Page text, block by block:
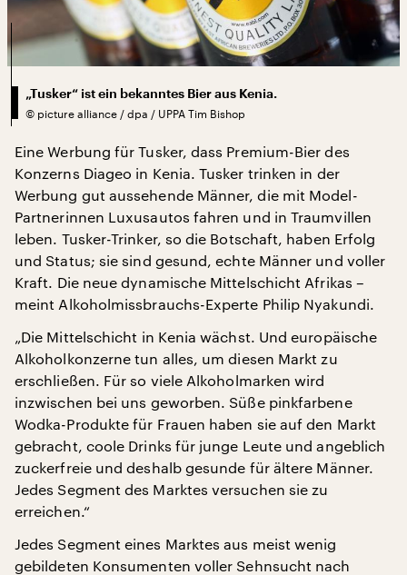
„Tusker“ ist ein bekanntes Bier aus Kenia.
© picture alliance / dpa / UPPA Tim Bishop
Eine Werbung für Tusker, dass Premium-Bier des
Konzerns Diageo in Kenia. Tusker trinken in der
Werbung gut aussehende Männer, die mit Model-
Partnerinnen Luxusautos fahren und in Traumvillen
leben. Tusker-Trinker, so die Botschaft, haben Erfolg
und Status; sie sind gesund, echte Männer und voller
Kraft. Die neue dynamische Mittelschicht Afrikas –
meint Alkoholmissbrauchs-Experte Philip Nyakundi.
„Die Mittelschicht in Kenia wächst. Und europäische
Alkoholkonzerne tun alles, um diesen Markt zu
erschließen. Für so viele Alkoholmarken wird
inzwischen bei uns geworben. Süße pinkfarbene
Wodka-Produkte für Frauen haben sie auf den Markt
gebracht, coole Drinks für junge Leute und angeblich
zuckerfreie und deshalb gesunde für ältere Männer.
Jedes Segment des Marktes versuchen sie zu
erreichen.“
Jedes Segment eines Marktes aus meist wenig
gebildeten Konsumenten voller Sehnsucht nach